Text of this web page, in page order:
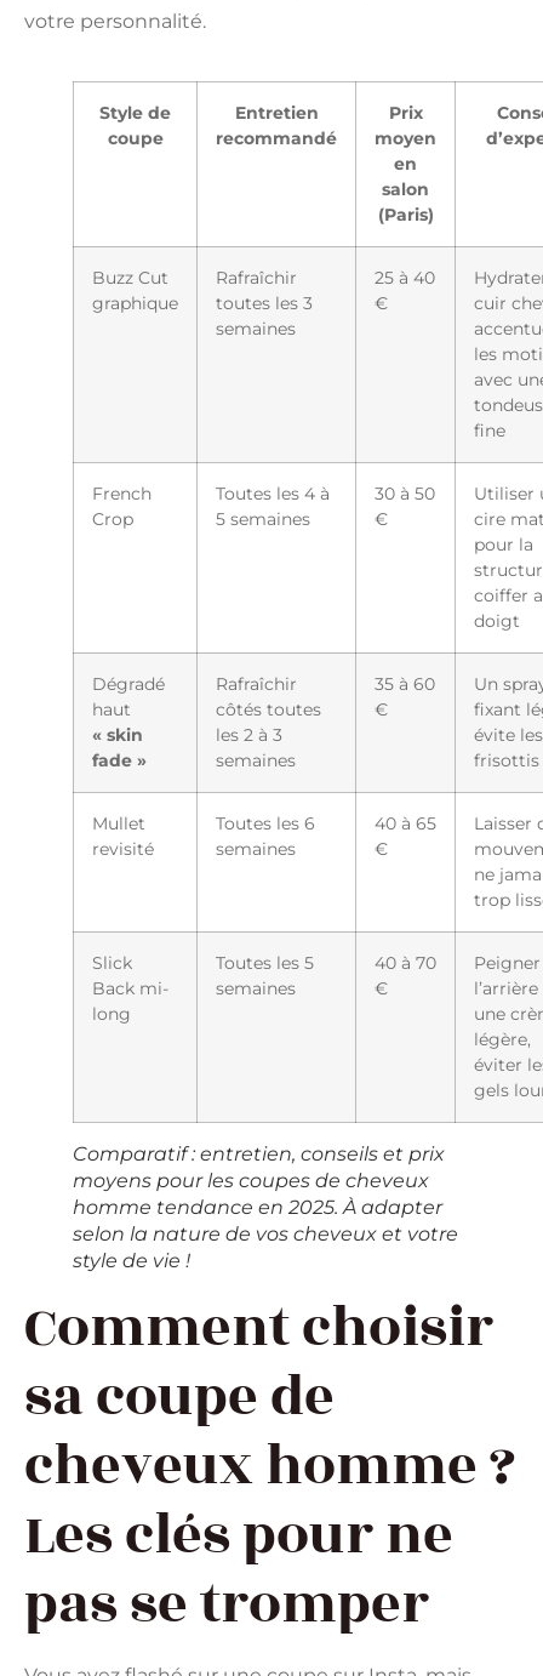
votre personnalité.
Style de
coupe
Entretien
recommandé
Prix
moyen
en
salon
(Paris)
Buzz Cut
graphique
Rafraîchir
toutes les 3
semaines
25 à 40
€
cuir
les
avec
fine
French
Crop
Toutes les 4 à
5 semaines
30 à 50
€
Utiliser
cire
pour la
coiffer
doigt
Dégradé
haut
« skin
fade »
Rafraîchir
côtés toutes
les 2 à 3
semaines
35 à 60
€
Un
fixant
évite les
frisottis
Mullet
revisité
Toutes les 6
semaines
40 à 65
€
Laisser
ne
trop
Slick
Back mi-
long
Toutes les 5
semaines
40 à 70
€
une
légère,
éviter
gels
Comparatif : entretien, conseils et prix
moyens pour les coupes de cheveux
homme tendance en 2025. À adapter
selon la nature de vos cheveux et votre
style de vie !
Comment choisir
sa coupe de
cheveux homme ?
Les clés pour ne
pas se tromper